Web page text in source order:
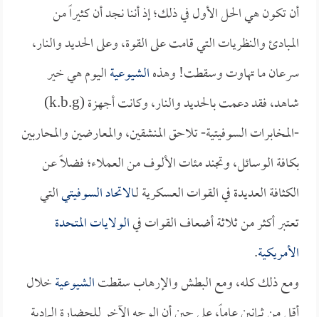
أن تكون هي الحل الأول في ذلك؛ إذ أننا نجد أن كثيراً من
المبادئ والنظريات التي قامت على القوة، وعلى الحديد والنار،
سرعان ما تهاوت وسقطت! وهذهالشيوعيةاليوم هي خير
شاهد، فقد دعمت بالحديد والنار، وكانت أجهزة (k.b.g)
-المخابرات السوفيتية- تلاحق المنشقين، والمعارضين والمحاربين
بكافة الوسائل، وتجند مئات الألوف من العملاء؛ فضلاً عن
الكثافة العديدة في القوات العسكرية لـالاتحاد السوفيتيالتي
تعتبر أكثر من ثلاثة أضعاف القوات فيالولايات المتحدة
الأمريكية.
ومع ذلك كله، ومع البطش والإرهاب سقطتالشيوعيةخلال